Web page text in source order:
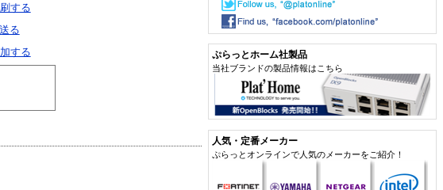
する
る
する
ぷらっとホーム社製品
当社ブランドの製品情報はこちら
人気・定番メーカー
ぷらっとオンラインで人気のメーカーをご紹介！